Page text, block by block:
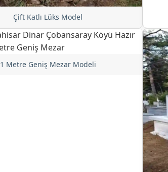
Çift Katlı Lüks Model
1 Metre Geniş Mezar Modeli